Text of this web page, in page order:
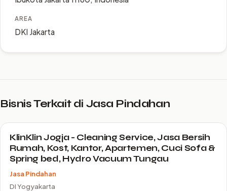
AREA
DKI Jakarta
Bisnis Terkait di Jasa Pindahan
KlinKlin Jogja - Cleaning Service, Jasa Bersih
Rumah, Kost, Kantor, Apartemen, Cuci Sofa &
Spring bed, Hydro Vacuum Tungau
Jasa Pindahan
DI Yogyakarta